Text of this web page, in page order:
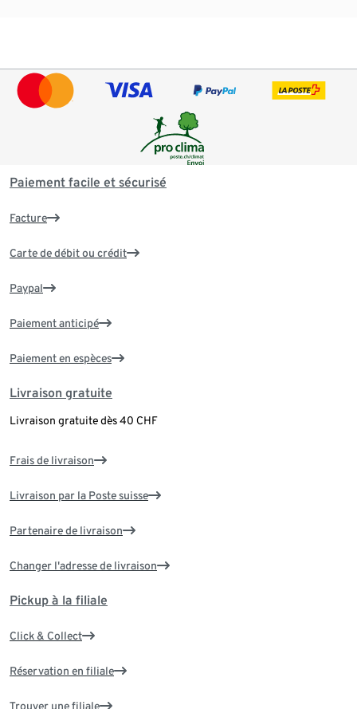
Paiement facile et sécurisé
Facture
Carte de débit ou crédit
Paypal
Paiement anticipé
Paiement en espèces
Livraison gratuite
Livraison gratuite dès 40 CHF
Frais de livraison
Livraison par la Poste suisse
Partenaire de livraison
Changer l'adresse de livraison
Pickup à la filiale
Click & Collect
Réservation en filiale
Trouver une filiale